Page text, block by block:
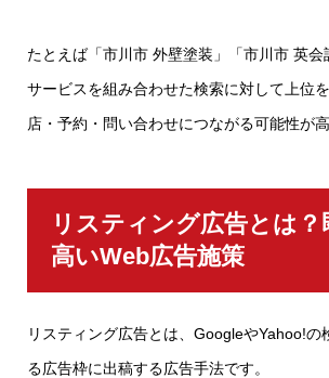
たとえば「市川市 外壁塗装」「市川市 英会
サービスを組み合わせた検索に対して上位
店・予約・問い合わせにつながる可能性が高
リスティング広告とは？
高いWeb広告施策
リスティング広告とは、GoogleやYahoo!の
る広告枠に出稿する広告手法です。